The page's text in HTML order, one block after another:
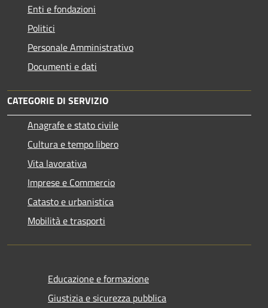
Enti e fondazioni
Politici
Personale Amministrativo
Documenti e dati
CATEGORIE DI SERVIZIO
Anagrafe e stato civile
Cultura e tempo libero
Vita lavorativa
Imprese e Commercio
Catasto e urbanistica
Mobilità e trasporti
Educazione e formazione
Giustizia e sicurezza pubblica